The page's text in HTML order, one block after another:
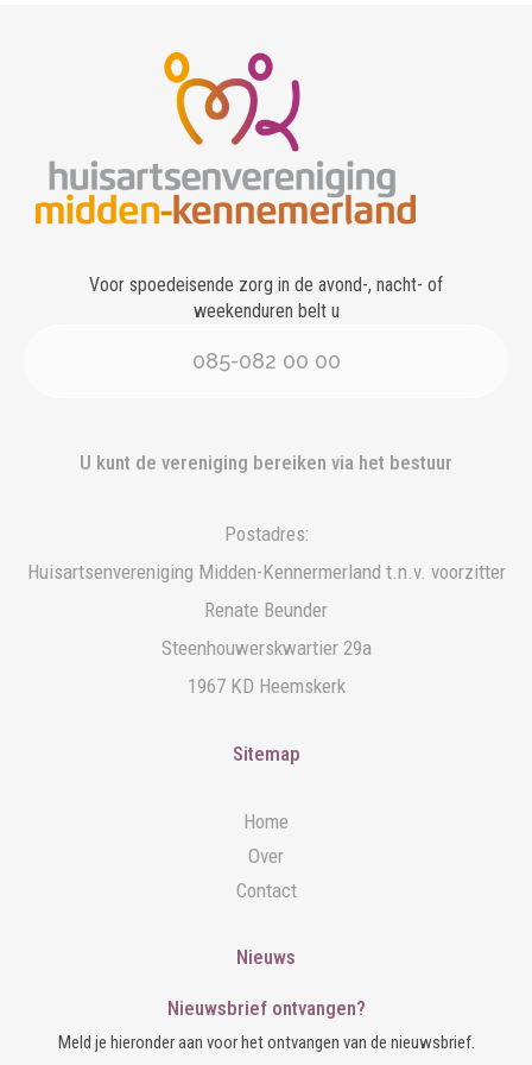
Voor spoedeisende zorg in de avond-, nacht- of
weekenduren belt u
085-082 00 00
U kunt de vereniging bereiken via het bestuur
Postadres:
Huisartsenvereniging Midden-Kennermerland t.n.v. voorzitter
Renate Beunder
Steenhouwerskwartier 29a
1967 KD Heemskerk
Sitemap
Home
Over
Contact
Nieuws
Nieuwsbrief ontvangen?
Meld je hieronder aan voor het ontvangen van de nieuwsbrief.